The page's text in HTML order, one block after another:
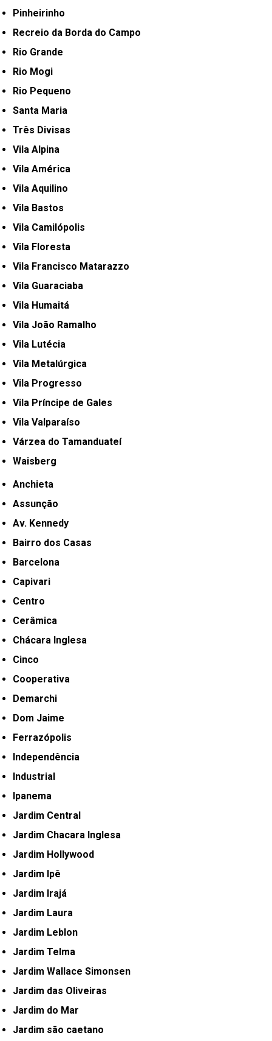
Pinheirinho
Recreio da Borda do Campo
Rio Grande
Rio Mogi
Rio Pequeno
Santa Maria
Três Divisas
Vila Alpina
Vila América
Vila Aquilino
Vila Bastos
Vila Camilópolis
Vila Floresta
Vila Francisco Matarazzo
Vila Guaraciaba
Vila Humaitá
Vila João Ramalho
Vila Lutécia
Vila Metalúrgica
Vila Progresso
Vila Príncipe de Gales
Vila Valparaíso
Várzea do Tamanduateí
Waisberg
Anchieta
Assunção
Av. Kennedy
Bairro dos Casas
Barcelona
Capivari
Centro
Cerâmica
Chácara Inglesa
Cinco
Cooperativa
Demarchi
Dom Jaime
Ferrazópolis
Independência
Industrial
Ipanema
Jardim Central
Jardim Chacara Inglesa
Jardim Hollywood
Jardim Ipê
Jardim Irajá
Jardim Laura
Jardim Leblon
Jardim Telma
Jardim Wallace Simonsen
Jardim das Oliveiras
Jardim do Mar
Jardim são caetano